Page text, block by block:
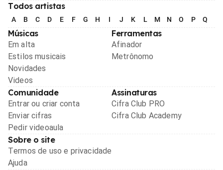
Todos artistas
A B C D E F G H I J K L M N O P Q
Músicas
Em alta
Estilos musicais
Novidades
Videos
Ferramentas
Afinador
Metrônomo
Comunidade
Entrar ou criar conta
Enviar cifras
Pedir videoaula
Assinaturas
Cifra Club PRO
Cifra Club Academy
Sobre o site
Termos de uso e privacidade
Ajuda